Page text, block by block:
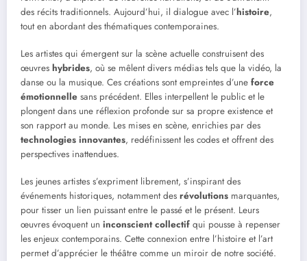
des récits traditionnels. Aujourd’hui, il dialogue avec l’histoire,
tout en abordant des thématiques contemporaines.
Les artistes qui émergent sur la scène actuelle construisent des
œuvres hybrides, où se mêlent divers médias tels que la vidéo, la
danse ou la musique. Ces créations sont empreintes d’une force
émotionnelle sans précédent. Elles interpellent le public et le
plongent dans une réflexion profonde sur sa propre existence et
son rapport au monde. Les mises en scène, enrichies par des
technologies innovantes, redéfinissent les codes et offrent des
perspectives inattendues.
Les jeunes artistes s’expriment librement, s’inspirant des
événements historiques, notamment des révolutions marquantes,
pour tisser un lien puissant entre le passé et le présent. Leurs
œuvres évoquent un inconscient collectif qui pousse à repenser
les enjeux contemporains. Cette connexion entre l’histoire et l’art
permet d’apprécier le théâtre comme un miroir de notre société.